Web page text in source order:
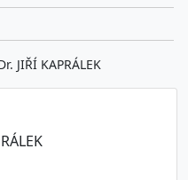
JIŘÍ KAPRÁLEK